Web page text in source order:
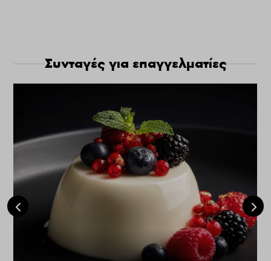
Συνταγές για επαγγελματίες